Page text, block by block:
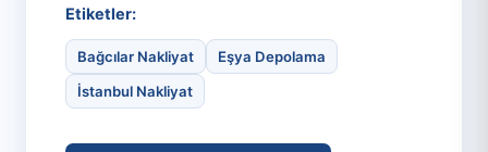
Etiketler:
Bağcılar Nakliyat
Eşya Depolama
İstanbul Nakliyat